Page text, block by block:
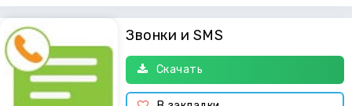
Звонки и SMS
Скачать